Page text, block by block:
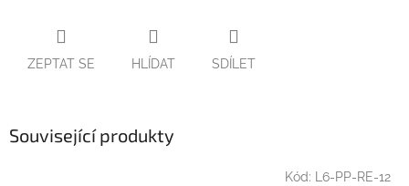
ZEPTAT SE HLÍDAT SDÍLET
Související produkty
Kód: L6-PP-RE-12